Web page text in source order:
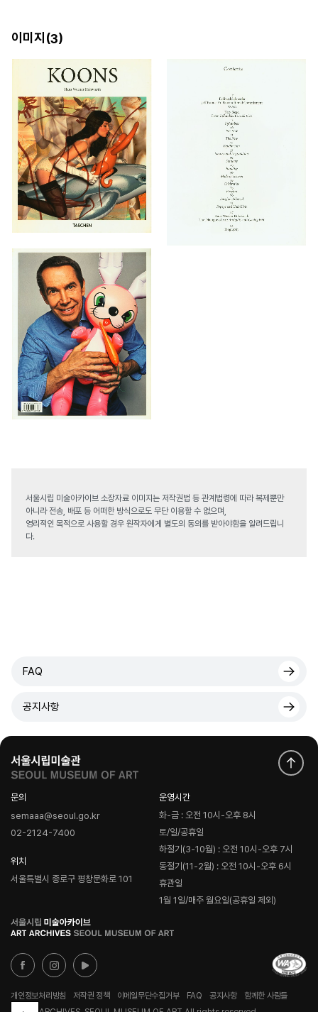
이미지(3)
서울시립 미술아카이브 소장자료 이미지는 저작권법 등 관계법령에 따라 복제뿐만
아니라 전송, 배포 등 어떠한 방식으로도 무단 이용할 수 없으며,
영리적인 목적으로 사용할 경우 원작자에게 별도의 동의를 받아야함을 알려드립니
다.
FAQ
공지사항
문의
semaaa@seoul.go.kr
02-2124-7400
위치
서울특별시 종로구 평창문화로 101
운영시간
화-금 : 오전 10시-오후 8시
토/일/공휴일
하절기(3-10월) : 오전 10시-오후 7시
동절기(11-2월) : 오전 10시-오후 6시
휴관일
1월 1일/매주 월요일(공휴일 제외)
로
고
개인정보처리방침 저작권 정책 이메일무단수집거부 FAQ 공지사항
함께한 사람들